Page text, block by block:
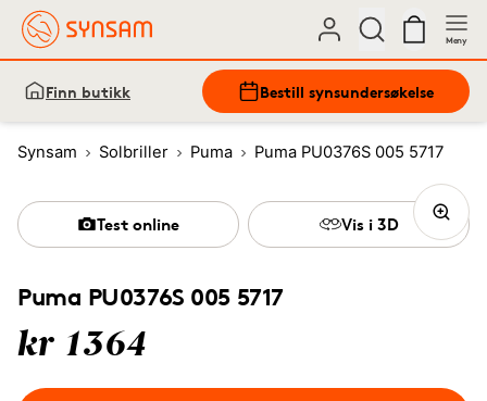
Meny
Finn butikk Bestill synsundersøkelse
Synsam Solbriller Puma Puma PU0376S 005 5717
Puma PU0376S 005 5717
kr 1364
Test online Vis i 3D